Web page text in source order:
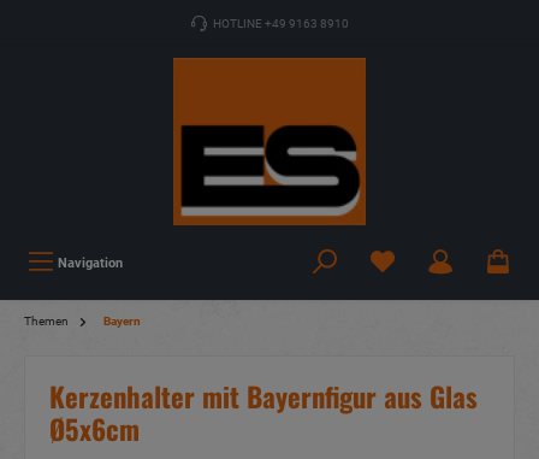
HOTLINE +49 9163 8910
Navigation
Themen Bayern
Kerzenhalter mit Bayernfigur aus Glas
Ø5x6cm